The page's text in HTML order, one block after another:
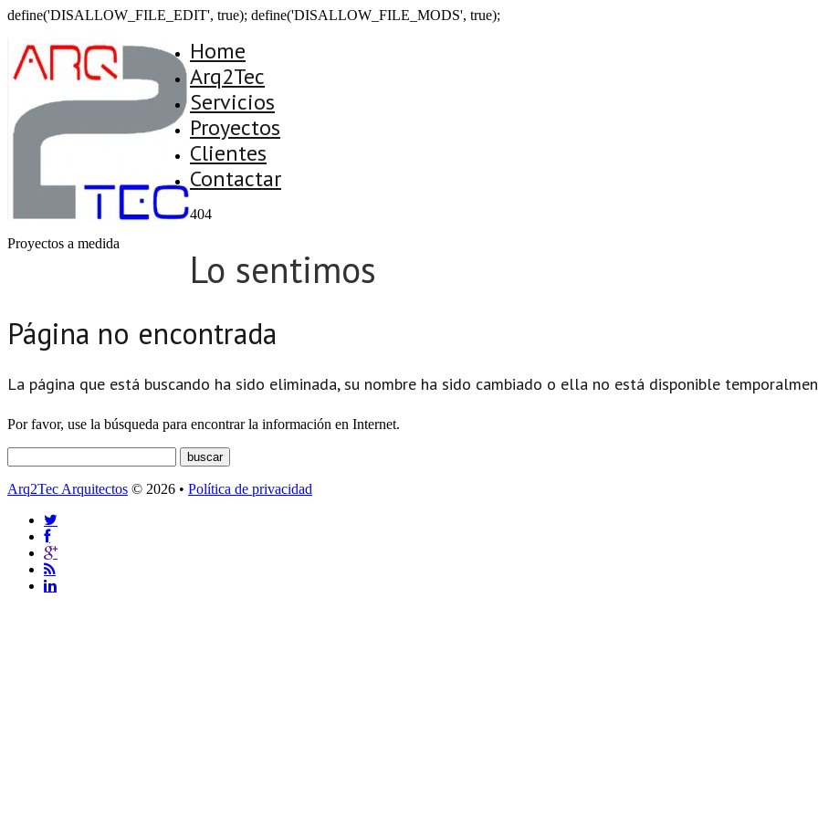
define('DISALLOW_FILE_EDIT', true); define('DISALLOW_FILE_MODS', true);
Proyectos a medida
Home
Arq2Tec
Servicios
Proyectos
Clientes
Contactar
404
Lo sentimos
Página no encontrada
La página que está buscando ha sido eliminada, su nombre ha sido cambiado o ella no está disponible
Por favor, use la búsqueda para encontrar la información en Internet.
Arq2Tec Arquitectos © 2026 • Política de privacidad